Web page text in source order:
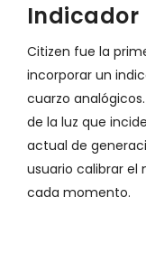
Indicador
Citizen fue la
incorporar un
cuarzo
de la luz que
actual de
usuario calibrar el
cada momento.